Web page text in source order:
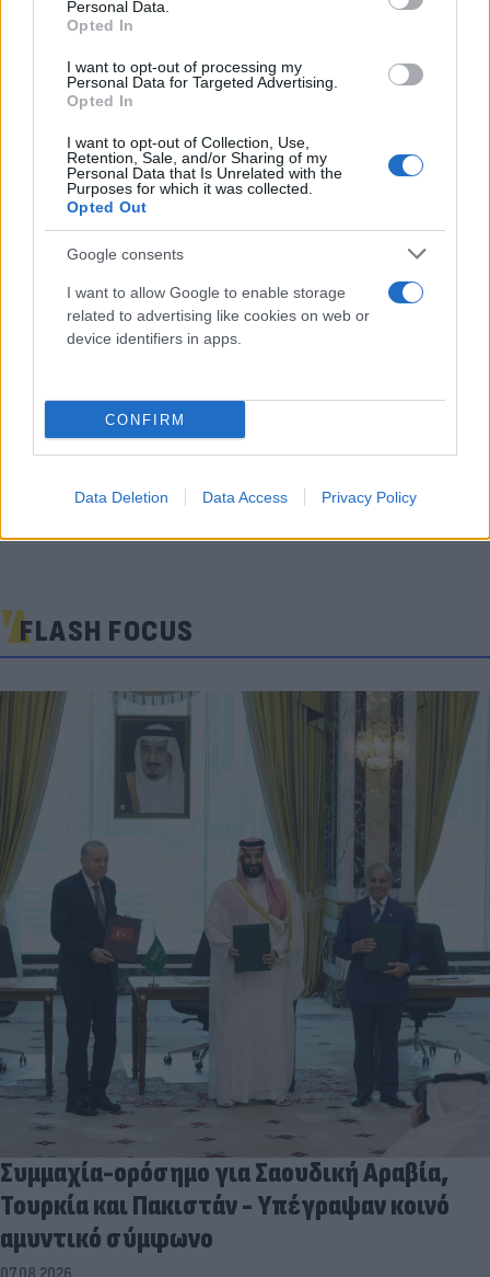
Personal Data.
Opted In
I want to opt-out of processing my
Personal Data for Targeted Advertising.
Opted In
I want to opt-out of Collection, Use,
Retention, Sale, and/or Sharing of my
Personal Data that Is Unrelated with the
Purposes for which it was collected.
Opted Out
Google consents
I want to allow Google to enable storage
related to advertising like cookies on web or
device identifiers in apps.
CONFIRM
Data Deletion Data Access Privacy Policy
FLASH FOCUS
Συμμαχία-ορόσημο για Σαουδική Αραβία,
Τουρκία και Πακιστάν - Υπέγραψαν κοινό
αμυντικό σύμφωνο